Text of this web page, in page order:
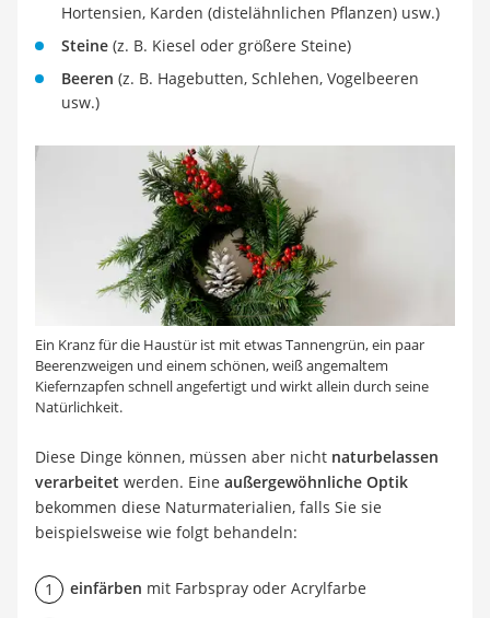
Hortensien, Karden (distelähnlichen Pflanzen) usw.)
Steine (z. B. Kiesel oder größere Steine)
Beeren (z. B. Hagebutten, Schlehen, Vogelbeeren
usw.)
Ein Kranz für die Haustür ist mit etwas Tannengrün, ein paar
Beerenzweigen und einem schönen, weiß angemaltem
Kiefernzapfen schnell angefertigt und wirkt allein durch seine
Natürlichkeit.
Diese Dinge können, müssen aber nicht naturbelassen
verarbeitet werden. Eine außergewöhnliche Optik
bekommen diese Naturmaterialien, falls Sie sie
beispielsweise wie folgt behandeln:
einfärben mit Farbspray oder Acrylfarbe